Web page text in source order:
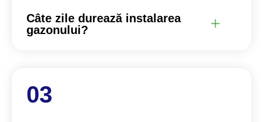
Câte zile durează instalarea
gazonului?